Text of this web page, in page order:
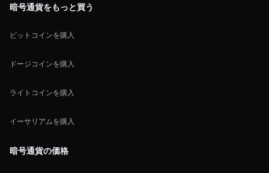
暗号通貨をもっと買う
ビットコインを購入
ドージコインを購入
ライトコインを購入
イーサリアムを購入
暗号通貨の価格